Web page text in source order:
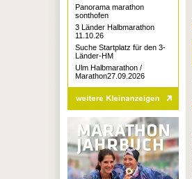
Panorama marathon
sonthofen
3 Länder Halbmarathon
11.10.26
Suche Startplatz für den 3-
Länder-HM
Ulm Halbmarathon /
Marathon27.09.2026